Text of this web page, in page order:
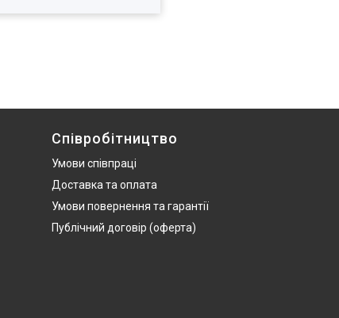
Співробітництво
Умови співпраці
Доставка та оплата
Умови повернення та гарантії
Публічний договір (оферта)